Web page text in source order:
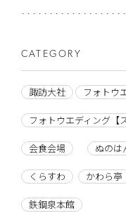
CATEGORY
諏訪大社 フォトウ
フォトウエディング【
会食会場 ぬのは
くらすわ かわら亭
鉄鋼泉本館